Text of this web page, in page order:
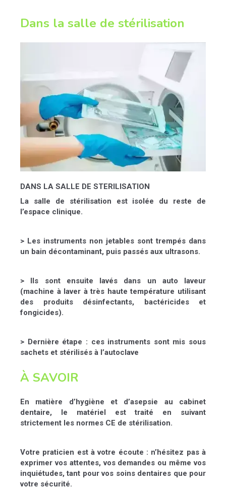
Dans la salle de stérilisation
DANS LA SALLE DE STERILISATION
La salle de stérilisation est isolée du reste de
l’espace clinique.
> Les instruments non jetables sont trempés dans
un bain décontaminant, puis passés aux ultrasons.
> Ils sont ensuite lavés dans un auto laveur
(machine à laver à très haute température utilisant
des produits désinfectants, bactéricides et
fongicides).
> Dernière étape : ces instruments sont mis sous
sachets et stérilisés à l’autoclave
À SAVOIR
En matière d’hygiène et d’asepsie au cabinet
dentaire, le matériel est traité en suivant
strictement les normes CE de stérilisation.
Votre praticien est à votre écoute : n’hésitez pas à
exprimer vos attentes, vos demandes ou même vos
inquiétudes, tant pour vos soins dentaires que pour
votre sécurité.